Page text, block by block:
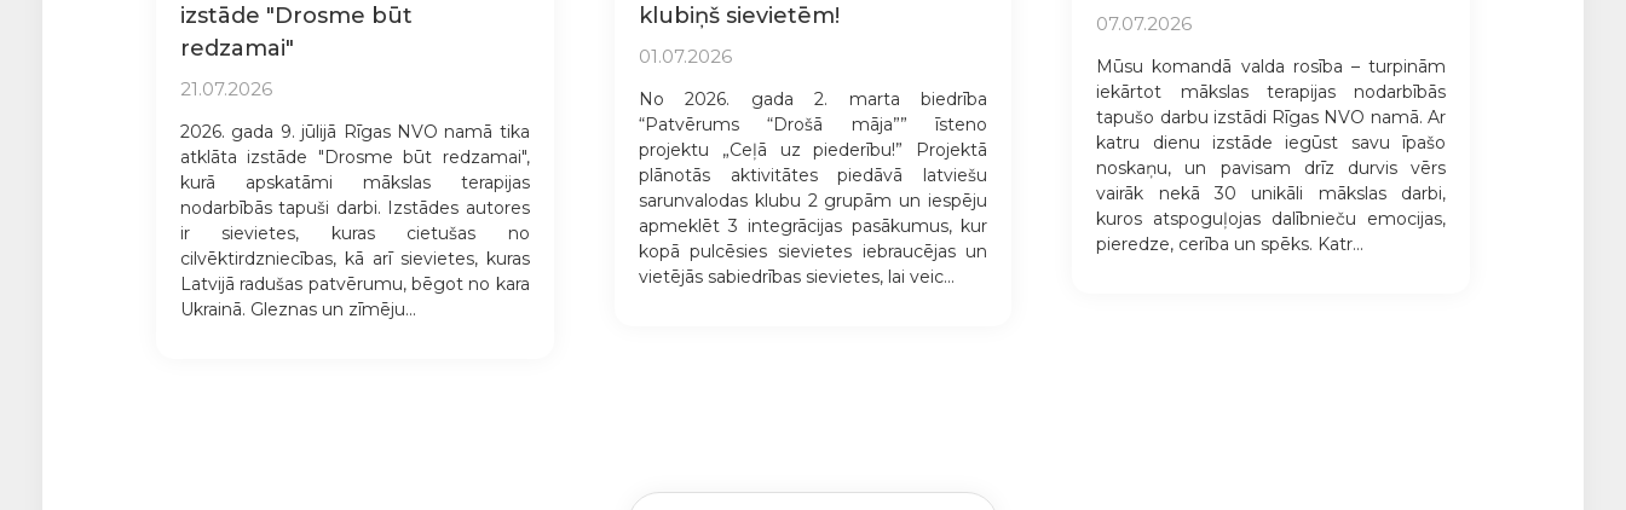
izstāde "Drosme būt
redzamai"
21.07.2026
2026. gada 9. jūlijā Rīgas NVO namā tika
atklāta izstāde "Drosme būt redzamai",
kurā apskatāmi mākslas terapijas
nodarbībās tapuši darbi. Izstādes autores
ir sievietes, kuras cietušas no
cilvēktirdzniecības, kā arī sievietes, kuras
Latvijā radušas patvērumu, bēgot no kara
Ukrainā. Gleznas un zīmēju...
klubiņš sievietēm!
01.07.2026
No 2026. gada 2. marta biedrība
“Patvērums “Drošā māja”” īsteno
projektu „Ceļā uz piederību!” Projektā
plānotās aktivitātes piedāvā latviešu
sarunvalodas klubu 2 grupām un iespēju
apmeklēt 3 integrācijas pasākumus, kur
kopā pulcēsies sievietes iebraucējas un
vietējās sabiedrības sievietes, lai veic...
07.07.2026
Mūsu komandā valda rosība – turpinām
iekārtot mākslas terapijas nodarbībās
tapušo darbu izstādi Rīgas NVO namā. Ar
katru dienu izstāde iegūst savu īpašo
noskaņu, un pavisam drīz durvis vērs
vairāk nekā 30 unikāli mākslas darbi,
kuros atspoguļojas dalībnieču emocijas,
pieredze, cerība un spēks. Katr...